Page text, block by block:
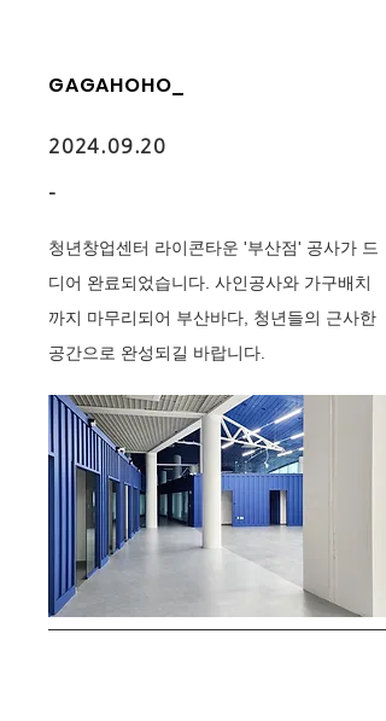
GAGAHOHO_
2024.09.20
-
청년창업센터 라이콘타운 '부산점' 공사가 드
디어 완료되었습니다. 사인공사와 가구배치
까지 마무리되어 부산바다, 청년들의 근사한
공간으로 완성되길 바랍니다.